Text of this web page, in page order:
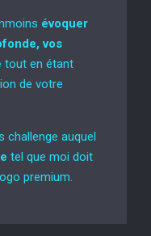
évoquer
vos
tout en étant
de votre
challenge auquel
tel que moi doit
premium.